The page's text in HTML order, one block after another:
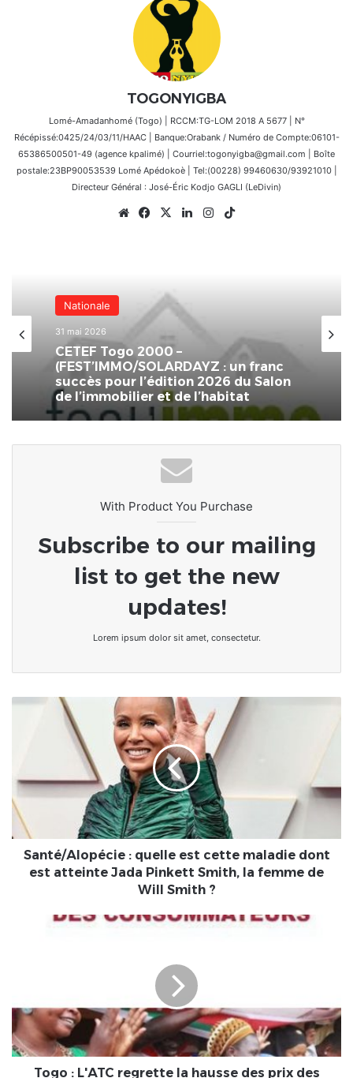
TOGONYIGBA
Lomé-Amadanhomé (Togo) | RCCM:TG-LOM 2018 A 5677 | N°
Récépissé:0425/24/03/11/HAAC | Banque:Orabank / Numéro de Compte:06101-
65386500501-49 (agence kpalimé) | Courriel:togonyigba@gmail.com | Boîte
postale:23BP90053539 Lomé Apédokoè | Tel:(00228) 99460630/93921010 |
Directeur Général : José-Éric Kodjo GAGLI (LeDivin)
WebsiteFacebook
X LinkedinInstagram
Nationale
31 mai 2026
CETEF Togo 2000 –
(FEST’IMMO/SOLARDAYZ : un franc
succès pour l’édition 2026 du Salon
de l’immobilier et de l’habitat
With Product You Purchase
Subscribe to our mailing
list to get the new
updates!
Lorem ipsum dolor sit amet, consectetur.
Santé/Alopécie
maladie
dont
est
atteinte
Jada
Pinkett
Santé/Alopécie : quelle est cette maladie dont
est atteinte Jada Pinkett Smith, la femme de
Will Smith ?
hausse
des
prix
des
produitsTogo : L'ATC regrette la hausse des prix des